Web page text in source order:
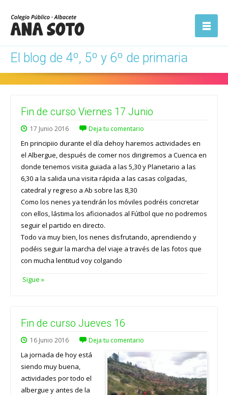
navegación
El blog de 4º, 5º y 6º de primaria
Fin de curso Viernes 17 Junio
17 Junio 2016 Deja tu comentario
En principiio durante el día dehoy haremos actividades en
el Albergue, después de comer nos dirigiremos a Cuenca en
donde tenemos visita guiada a las 5,30 y Planetario a las
6,30 a la salida una visita rápida a las casas colgadas,
catedral y regreso a Ab sobre las 8,30
Como los nenes ya tendrán los móviles podréis concretar
con ellos, lástima los aficionados al Fútbol que no podremos
seguir el partido en directo.
Todo va muy bien, los nenes disfrutando, aprendiendo y
podéis seguir la marcha del viaje a través de las fotos que
con mucha lentitud voy colgando
Sigue »
Fin de curso Jueves 16
16 Junio 2016 Deja tu comentario
La jornada de hoy está
siendo muy buena,
actividades por todo el
albergue y antes de la